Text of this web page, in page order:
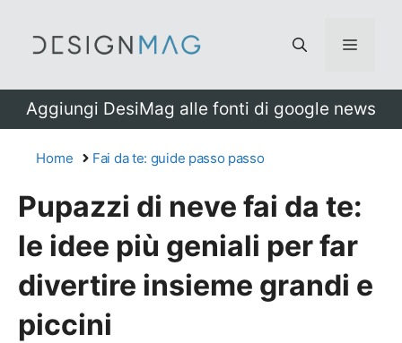
Menu
Aggiungi DesiMag alle fonti di google news
Home Fai da te: guide passo passo
Pupazzi di neve fai da te:
le idee più geniali per far
divertire insieme grandi e
piccini